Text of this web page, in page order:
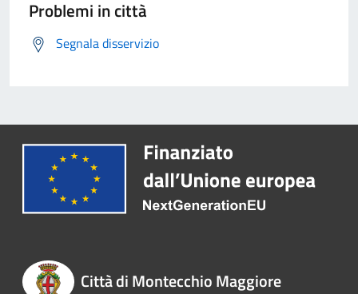
Problemi in città
Segnala disservizio
Città di Montecchio Maggiore